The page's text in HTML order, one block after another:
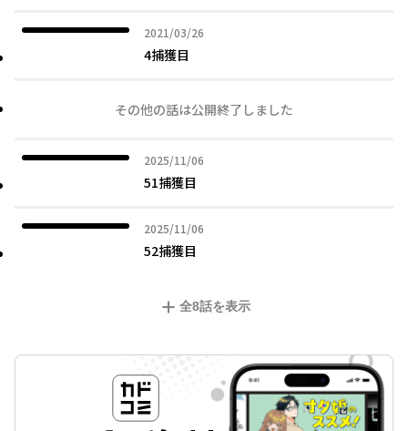
2021/03/26
2021年03月26日
4捕獲目
その他の話は公開終了しました
2025/11/06
2025年11月06日
51捕獲目
2025/11/06
2025年11月06日
52捕獲目
全8話を表示